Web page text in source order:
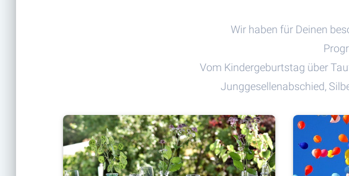
Wir haben für Deinen
Vom Kindergeburtstag über
Junggesellenabschied,